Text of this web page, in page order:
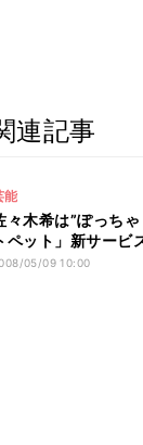
連記事
能
々木希は”ぽっち
ペット」新サービ
05/09 10:00